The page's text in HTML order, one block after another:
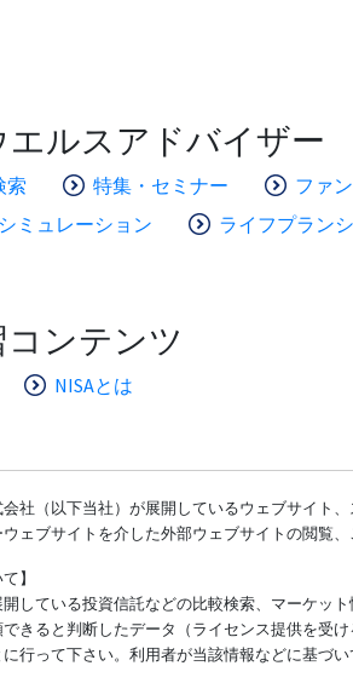
ルスアドバイザー
索 特集・セミナー ファ
ミュレーション
ライフプラン
ンテンツ
NISAとは
社（以下当社）が展開しているウェブサイト
ェブサイトを介した外部ウェブサイトの閲覧
】
している投資信託などの比較検索、マーケッ
きると判断したデータ（ライセンス提供を受
行って下さい。利用者が当該情報などに基づ